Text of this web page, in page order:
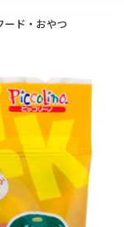
ード・おやつ